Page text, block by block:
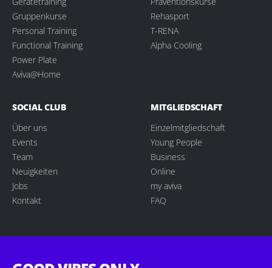
Gruppenkurse
Personal Training
Functional Training
Power Plate
Aviva@Home
Rehasport
T-RENA
Alpha Cooling
SOCIAL CLUB
Über uns
Events
Team
Neuigkeiten
Jobs
Kontakt
MITGLIEDSCHAFT
Einzelmitgliedschaft
Young People
Business
Online
my aviva
FAQ